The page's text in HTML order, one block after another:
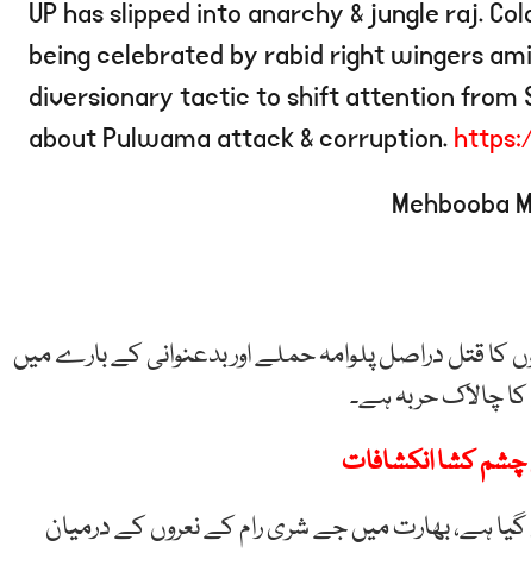
UP has slipped into anarchy & jungle raj.
being celebrated by rabid right wingers
diversionary tactic to shift attention from
about Pulwama attack & corruption.
کا قتل دراصل پلوامہ حملے اور بدعنوانی کے بارے میں
چالاک حربہ ہے۔
چشم کشا انکشافات
گیا ہے، بھارت میں جے شری رام کے نعروں کے درمیان